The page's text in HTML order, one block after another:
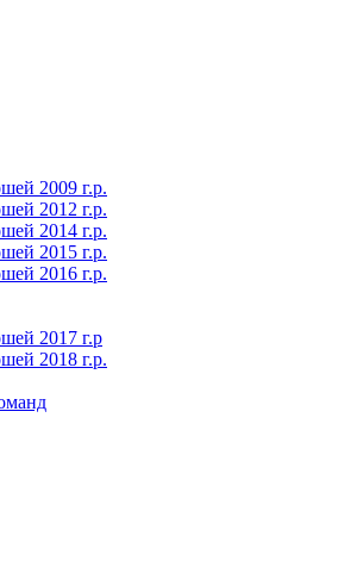
2009 г.р.
2012 г.р.
2014 г.р.
2015 г.р.
2016 г.р.
2017 г.р
2018 г.р.